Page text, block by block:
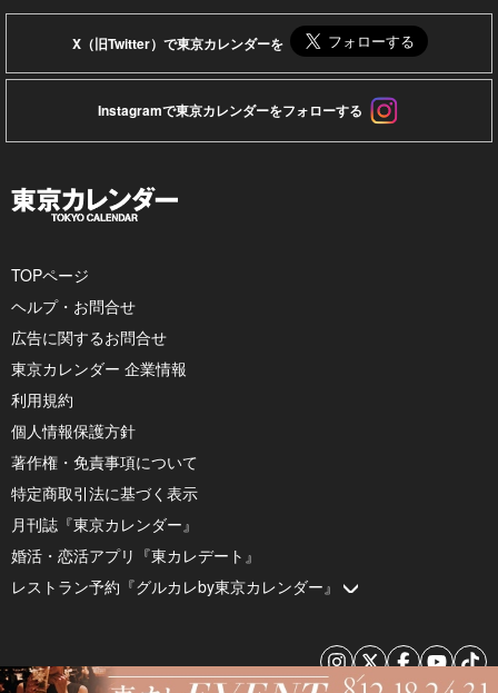
X（旧Twitter）で東京カレンダーを
Instagramで東京カレンダーをフォローする
TOPページ
ヘルプ・お問合せ
広告に関するお問合せ
東京カレンダー 企業情報
利用規約
個人情報保護方針
著作権・免責事項について
特定商取引法に基づく表示
月刊誌『東京カレンダー』
婚活・恋活アプリ『東カレデート』
レストラン予約『グルカレby東京カレンダー』